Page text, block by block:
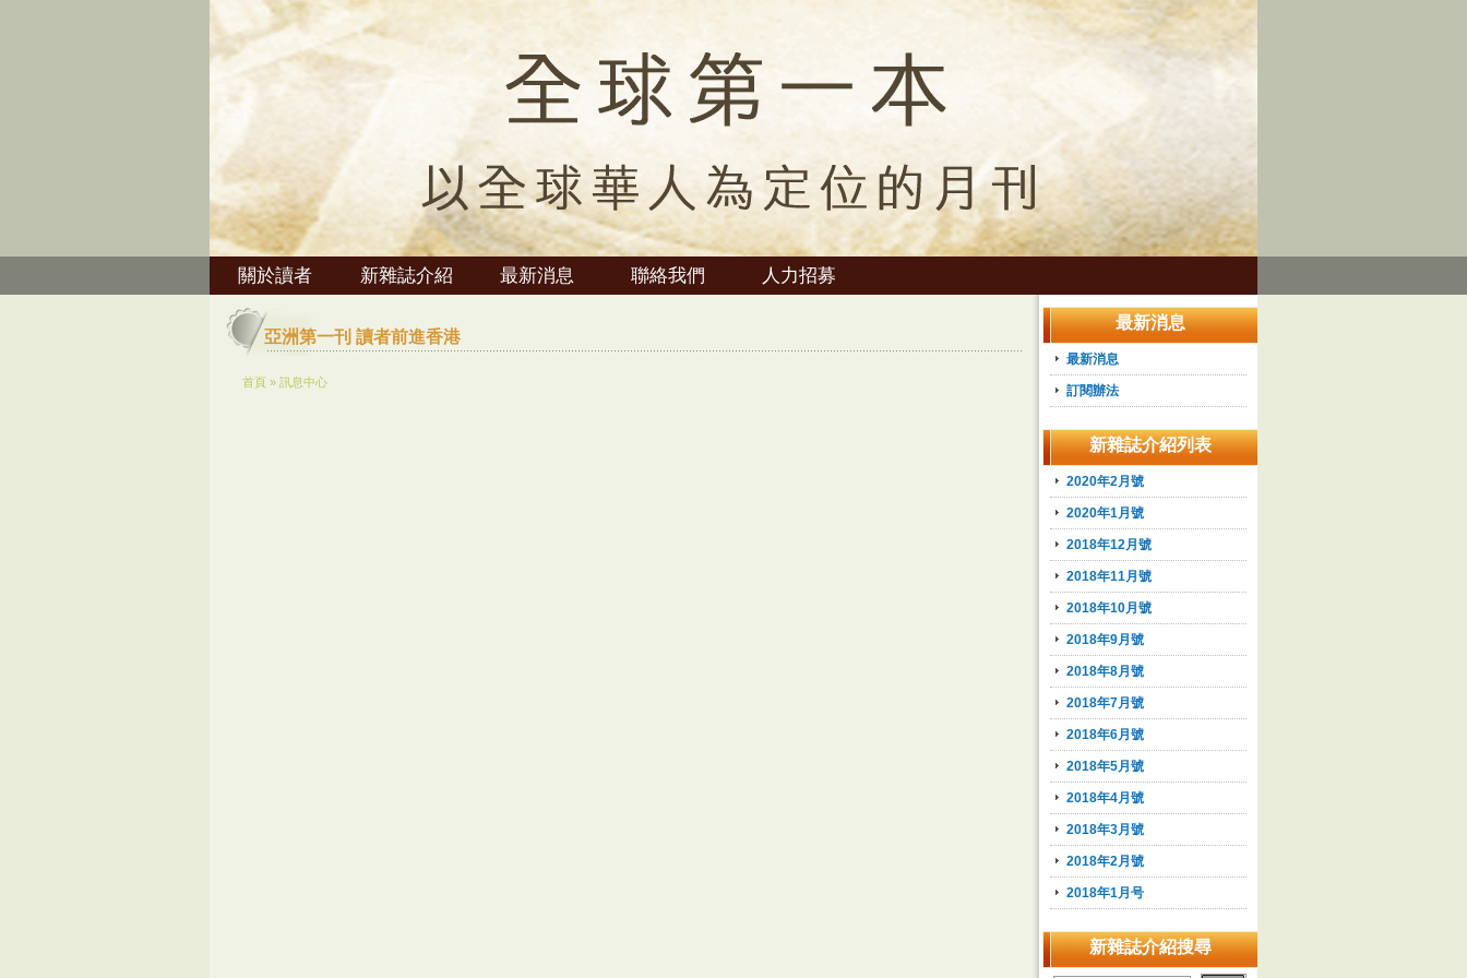
關於讀者 新雜誌介紹 最新消息 聯絡我們 人力招募
亞洲第一刊 讀者前進香港
首頁 » 訊息中心
最新消息
最新消息
訂閱辦法
新雜誌介紹列表
2020年2月號
2020年1月號
2018年12月號
2018年11月號
2018年10月號
2018年9月號
2018年8月號
2018年7月號
2018年6月號
2018年5月號
2018年4月號
2018年3月號
2018年2月號
2018年1月号
新雜誌介紹搜尋